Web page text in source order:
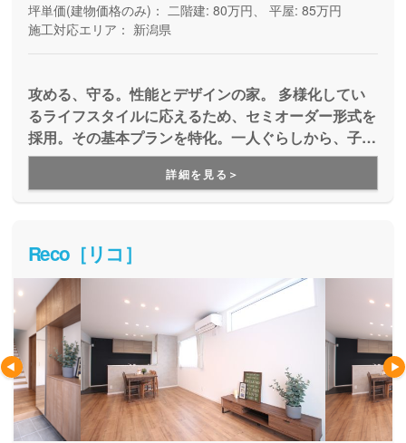
坪単価(建物価格のみ)： 二階建: 80万円、 平屋: 85万円
施工対応エリア： 新潟県
攻める、守る。性能とデザインの家。 多様化してい
るライフスタイルに応えるため、セミオーダー形式を
採用。その基本プランを特化。一人ぐらしから、子ど
もを持たない世帯。シングルマザーなど多様な暮らし
方で家を持てること。音楽や車、お料理やDIYの趣味
など嗜好性の強いものを考えること。自由設計でしか
スタマイズしながら設計いたします。
詳細を見る＞
Reco［リコ］